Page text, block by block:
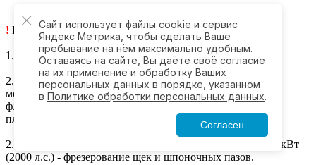
! Примеры работ
1. Балансиры рессорные - фрезерование.
2. Блоки цилиндров двигателей внутреннего сгорания
мощностью до 1472 кВт (2000 л.с.) - фрезерование под
фланцы и наклонных люков без и с применением
плазменного подогрева.
2. Валы многоколенные двигателей мощностью до 1472 кВт
(2000 л.с.) - фрезерование щек и шпоночных пазов.
Сайт использует файлы cookie и сервис
Яндекс Метрика, чтобы сделать Ваше
пребывание на нём максимально удобным.
Оставаясь на сайте, Вы даёте своё согласие
на их применение и обработку Ваших
персональных данных в порядке, указанном
в Политике обработки персональных данных.
Согласен